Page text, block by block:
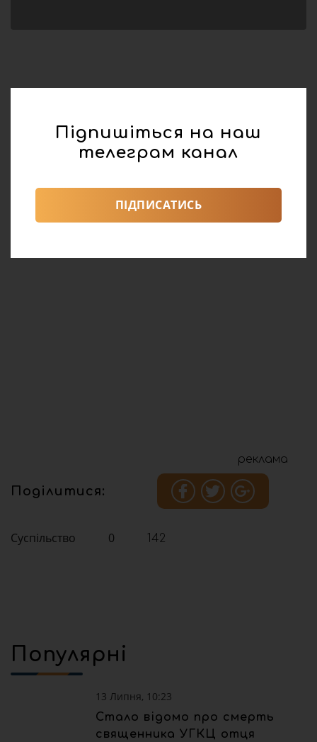
реклама
Поділитися:
Суспільство 0 142
Популярні
13 Липня, 10:23
Стало відомо про смерть
священника УГКЦ отця
Підпишіться на наш
телеграм канал
ПІДПИСАТИСЬ